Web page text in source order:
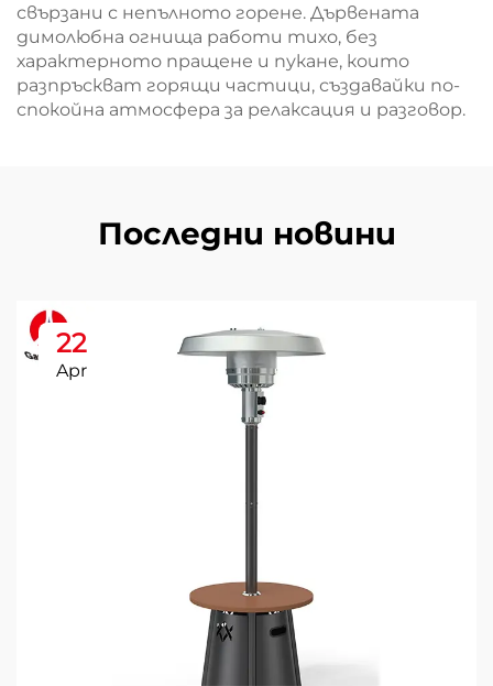
свързани с непълното горене. Дървената
димолюбна огнища работи тихо, без
характерното пращене и пукане, които
разпръскват горящи частици, създавайки по-
спокойна атмосфера за релаксация и разговор.
Последни новини
22
Apr